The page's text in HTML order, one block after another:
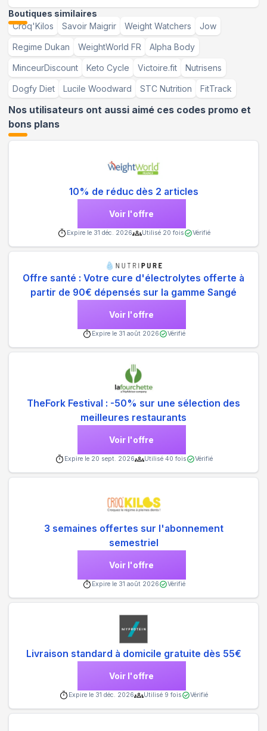
Boutiques similaires
Croq'Kilos
Savoir Maigrir Weight Watchers Jow
Regime Dukan WeightWorld FR Alpha Body
MinceurDiscount Keto Cycle Victoire.fit Nutrisens
Dogfy Diet Lucile Woodward STC Nutrition FitTrack
Nos utilisateurs ont aussi aimé ces codes promo et
bons plans
10% de réduc dès 2 articles
Voir l'offre
Expire le 31 déc. 2026 Utilisé 20 fois Vérifié
Offre santé : Votre cure d'électrolytes offerte à
partir de 90€ dépensés sur la gamme Sangé
Voir l'offre
Expire le 31 août 2026 Vérifié
TheFork Festival : -50% sur une sélection des
meilleures restaurants
Voir l'offre
Expire le 20 sept. 2026 Utilisé 40 fois Vérifié
3 semaines offertes sur l'abonnement
semestriel
Voir l'offre
Expire le 31 août 2026 Vérifié
Livraison standard à domicile gratuite dès 55€
Voir l'offre
Expire le 31 déc. 2026 Utilisé 9 fois Vérifié